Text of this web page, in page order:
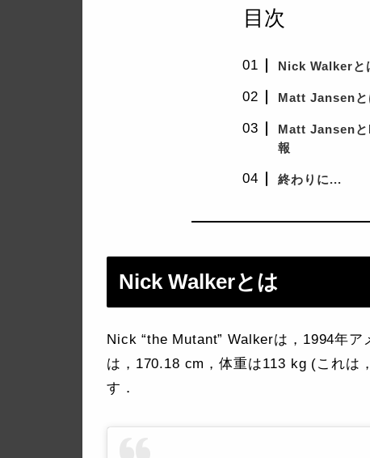
目次
Nick Walkerと
Matt Jansenと
Matt Jansen
報
終わりに...
Nick Walkerとは
Nick “the Mutant” Walkerは，1994年
は，170.18 cm，体重は113 kg (これは
す．